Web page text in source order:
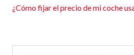
¿Cómo fijar el precio de mi coche